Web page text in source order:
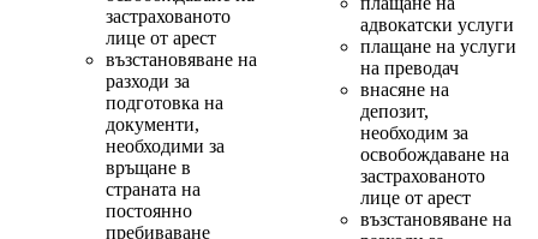
застрахованото
лице от арест
възстановяване на
разходи за
подготовка на
документи,
необходими за
връщане в
страната на
постоянно
пребиваване
адвокатски услуги
плащане на услуги
на преводач
внасяне на
депозит,
необходим за
освобождаване на
застрахованото
лице от арест
възстановяване на